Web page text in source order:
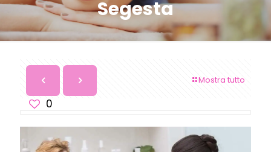
Segesta
Mostra tutto
0